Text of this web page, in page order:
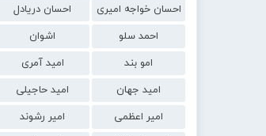
احسان خواجه امیری
احسان دریادل
احمد سلو
اشوان
امو بند
امید آمری
امید جهان
امید حاجیلی
امیر اعظمی
امیر رشوند